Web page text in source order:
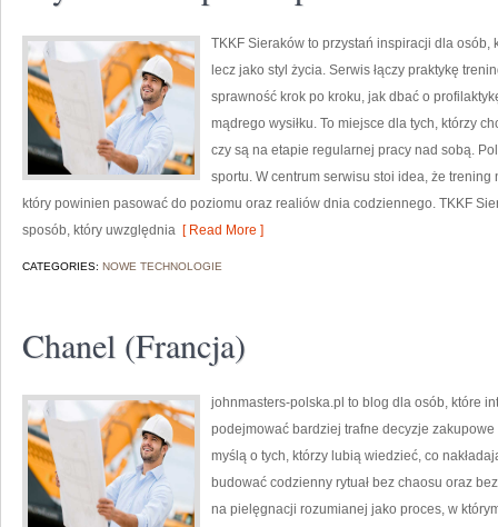
TKKF Sieraków to przystań inspiracji dla
lecz jako styl życia. Serwis łączy praktykę
sprawność krok po kroku, jak dbać o
mądrego wysiłku. To miejsce dla tych, którzy
czy są na etapie regularnej pracy nad sobą.
sportu. W centrum serwisu stoi idea, że
który powinien pasować do poziomu oraz realiów dnia codziennego. TKKF
sposób, który uwzględnia [ Read More ]
CATEGORIES: NOWE TECHNOLOGIE
Chanel (Francja)
johnmasters-polska.pl to blog dla osób, które
podejmować bardziej trafne decyzje
myślą o tych, którzy lubią wiedzieć, co
budować codzienny rytuał bez chaosu oraz
na pielęgnacji rozumianej jako proces, w